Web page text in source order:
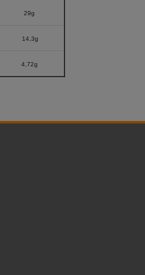
29g
14,3g
4,72g